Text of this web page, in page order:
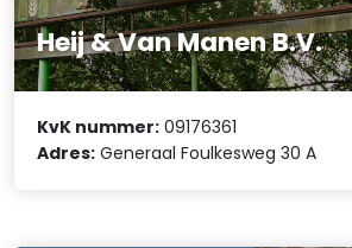
Heij & Van Manen B.V.
KvK nummer: 09176361
Adres: Generaal Foulkesweg 30 A